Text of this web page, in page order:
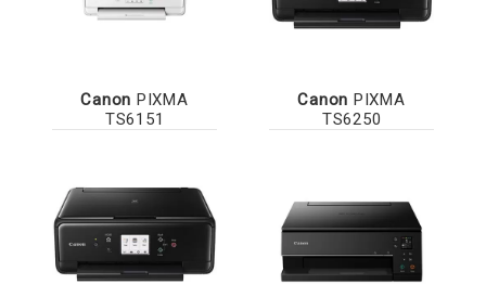
Canon PIXMA
TS6151
Canon PIXMA
TS6250